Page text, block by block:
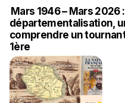
Mars 1946 – Mars 2026
départementalisation,
comprendre un
1ère